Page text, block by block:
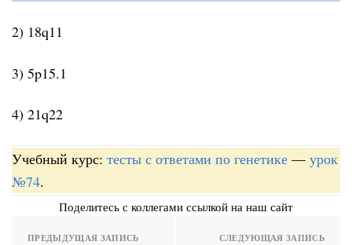
2) 18q11
3) 5p15.1
4) 21q22
Учебный курс: тесты с ответами по генетике — урок
№74.
Поделитесь с коллегами ссылкой на наш сайт
ПРЕДЫДУЩАЯ ЗАПИСЬ СЛЕДУЮЩАЯ ЗАПИСЬ